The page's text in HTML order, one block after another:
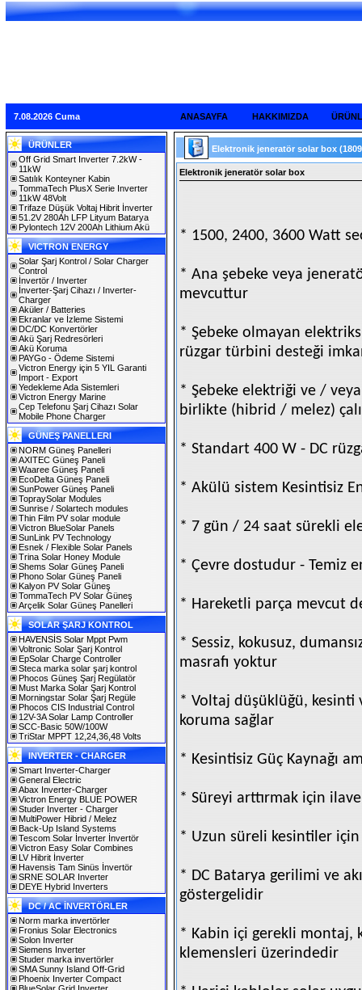
7.08.2026 Cuma ANASAYFA HAKKIMIZDA
ÜRÜNLER
Off Grid Smart Inverter 7.2kW -
11kW
Satılık Konteyner Kabin
TommaTech PlusX Serie Inverter
11kW 48Volt
Trifaze Düşük Voltaj Hibrit İnverter
51.2V 280Ah LFP Lityum Batarya
Pylontech 12V 200Ah Lithium Akü
VICTRON ENERGY
Solar Şarj Kontrol / Solar Charger
Control
İnvertör / Inverter
İnverter-Şarj Cihazı / Inverter-
Charger
Aküler / Batteries
Ekranlar ve İzleme Sistemi
DC/DC Konvertörler
Akü Şarj Redresörleri
Akü Koruma
PAYGo - Ödeme Sistemi
Victron Energy için 5 YIL Garanti
Import - Export
Yedekleme Ada Sistemleri
Victron Energy Marine
Cep Telefonu Şarj Cihazı Solar
Mobile Phone Charger
GÜNEŞ PANELLERI
NORM Güneş Panelleri
AXITEC Güneş Paneli
Waaree Güneş Paneli
EcoDelta Güneş Paneli
SunPower Güneş Paneli
TopraySolar Modules
Sunrise / Solartech modules
Thin Film PV solar module
Victron BlueSolar Panels
SunLink PV Technology
Esnek / Flexible Solar Panels
Trina Solar Honey Module
Shems Solar Güneş Paneli
Phono Solar Güneş Paneli
Kalyon PV Solar Güneş
TommaTech PV Solar Güneş
Arçelik Solar Güneş Panelleri
SOLAR ŞARJ KONTROL
HAVENSİS Solar Mppt Pwm
Voltronic Solar Şarj Kontrol
EpSolar Charge Controller
Steca marka solar şarj kontrol
Phocos Güneş Şarj Regülatör
Must Marka Solar Şarj Kontrol
Morningstar Solar Şarj Regüle
Phocos CIS Industrial Control
12V-3A Solar Lamp Controller
SCC-Basic 50W/100W
TriStar MPPT 12,24,36,48 Volts
INVERTER - CHARGER
Smart Inverter-Charger
General Electric
Abax Inverter-Charger
Victron Energy BLUE POWER
Studer Inverter - Charger
MultiPower Hibrid / Melez
Back-Up Island Systems
Tescom Solar İnverter İnvertör
Victron Easy Solar Combines
LV Hibrit İnverter
Havensis Tam Sinüs İnvertör
SRNE SOLAR Inverter
DEYE Hybrid Inverters
DC / AC İNVERTÖRLER
Norm marka invertörler
Fronius Solar Electronics
Solon Inverter
Siemens Inverter
Studer marka invertörler
SMA Sunny Island Off-Grid
Phoenix Inverter Compact
Elektronik jeneratör solar box
Elektronik jeneratör solar box
* 1500, 2400, 3600 Watt
* Ana şebeke veya
mevcuttur
* Şebeke olmayan
rüzgar türbini desteği
* Şebeke elektriği ve /
birlikte (hibrid / melez)
* Standart 400 W - DC
* Akülü sistem Kesintisiz
* 7 gün / 24 saat sürekli
* Çevre dostudur - Temiz
* Hareketli parça mevcut
* Sessiz, kokusuz,
masrafı yoktur
* Voltaj düşüklüğü, kesinti
koruma sağlar
* Kesintisiz Güç Kaynağı
* Süreyi arttırmak için
* Uzun süreli kesintiler
* DC Batarya gerilimi ve
göstergelidir
* Kabin içi gerekli montaj,
klemensleri üzerindedir